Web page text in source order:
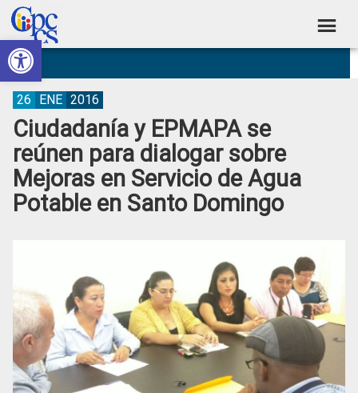
Abrir barra de herramientas
Skip
to
primary
navigation
Skip
to
main
content
Skip
to
primary
sidebar
Skip
to
footer
Consejo
de
Participación
Ciudadana
Control
Social
Construyendo
Poder
Ciudadano
Ciudadanía y EPMAPA se
reúnen para dialogar sobre
Mejoras en Servicio de Agua
Potable en Santo Domingo
26 ENE 2016